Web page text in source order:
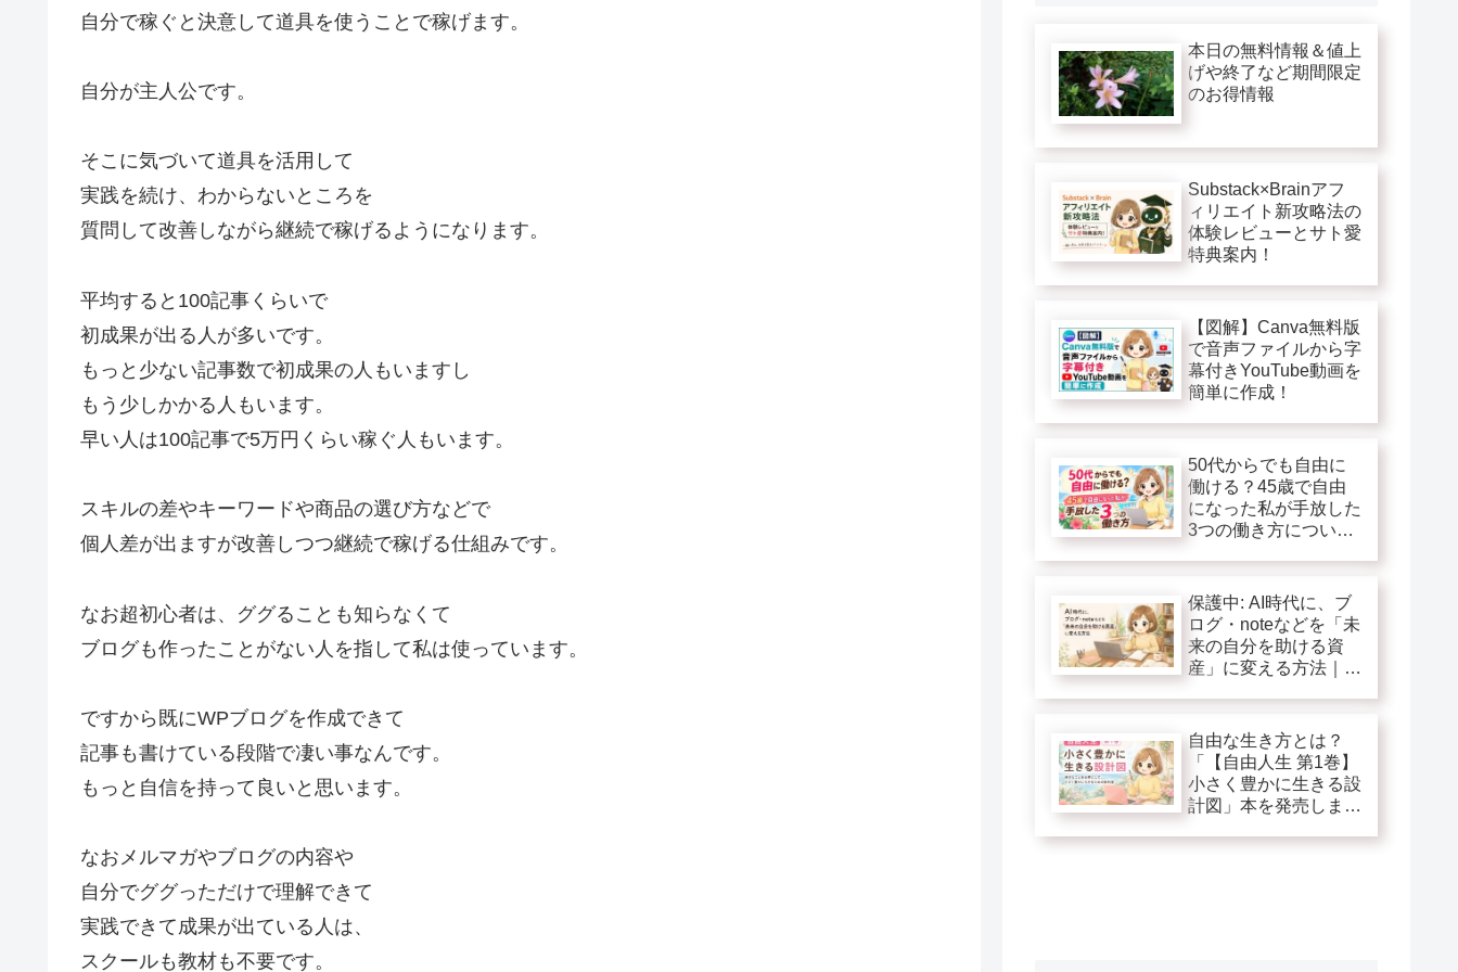
自分で稼ぐと決意して道具を使うことで稼げます。
自分が主人公です。
そこに気づいて道具を活用して
実践を続け、わからないところを
質問して改善しながら継続で稼げるようになります。
平均すると100記事くらいで
初成果が出る人が多いです。
もっと少ない記事数で初成果の人もいますし
もう少しかかる人もいます。
早い人は100記事で5万円くらい稼ぐ人もいます。
スキルの差やキーワードや商品の選び方などで
個人差が出ますが改善しつつ継続で稼げる仕組みです。
なお超初心者は、ググることも知らなくて
ブログも作ったことがない人を指して私は使っています。
ですから既にWPブログを作成できて
記事も書けている段階で凄い事なんです。
もっと自信を持って良いと思います。
なおメルマガやブログの内容や
自分でググっただけで理解できて
実践できて成果が出ている人は、
スクールも教材も不要です。
本日の無料情報＆値上
げや終了など期間限定
のお得情報
Substack×Brainアフ
ィリエイト新攻略法の
体験レビューとサト愛
特典案内！
【図解】Canva無料版
で音声ファイルから字
幕付きYouTube動画を
簡単に作成！
50代からでも自由に
働ける？45歳で自由
になった私が手放した
3つの働き方につい
保護中: AI時代に、ブ
ログ・noteなどを「未
来の自分を助ける資
産」に変える方法｜自
自由な生き方とは？
「【自由人生 第1巻】
小さく豊かに生きる設
計図」本を発売しま